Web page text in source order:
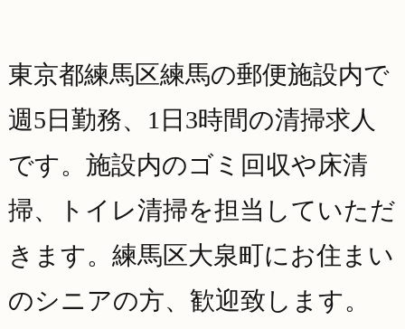
東京都練馬区練馬の郵便施設内で
週5日勤務、1日3時間の清掃求人
です。施設内のゴミ回収や床清
掃、トイレ清掃を担当していただ
きます。練馬区大泉町にお住まい
のシニアの方、歓迎致します。